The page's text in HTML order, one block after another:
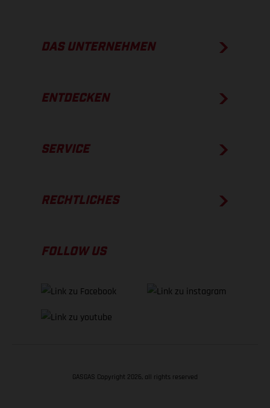
DAS UNTERNEHMEN
ENTDECKEN
SERVICE
RECHTLICHES
FOLLOW US
GASGAS Copyright 2026, all rights reserved